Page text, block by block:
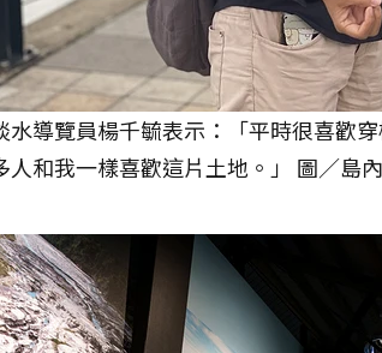
水導覽員楊千毓表示：「平時很喜歡
人和我一樣喜歡這片土地。」 圖／島